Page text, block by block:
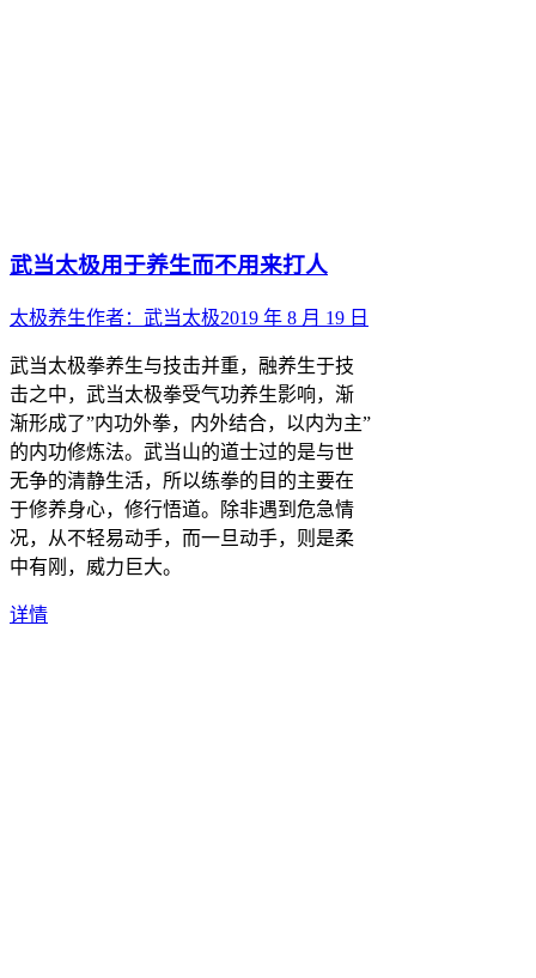
武当太极用于养生而不用来打人
太极养生作者： 武当太极2019 年 8 月 19 日
武当太极拳养生与技击并重，融养生于技
击之中，武当太极拳受气功养生影响，渐
渐形成了”内功外拳，内外结合，以内为主”
的内功修炼法。武当山的道士过的是与世
无争的清静生活，所以练拳的目的主要在
于修养身心，修行悟道。除非遇到危急情
况，从不轻易动手，而一旦动手，则是柔
中有刚，威力巨大。
详情